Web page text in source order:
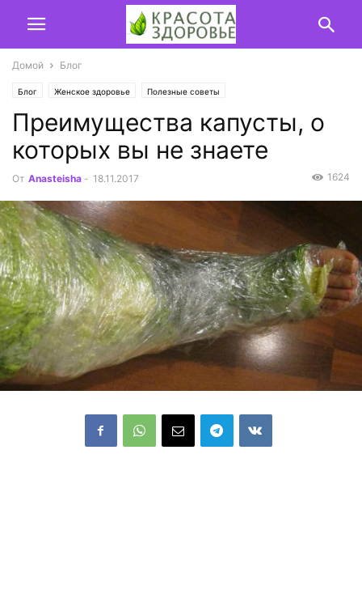
Домой Блог
Блог Женское здоровье Полезные советы
Преимущества капусты, о
которых вы не знаете
От Anasteisha - 18.11.2017 1624